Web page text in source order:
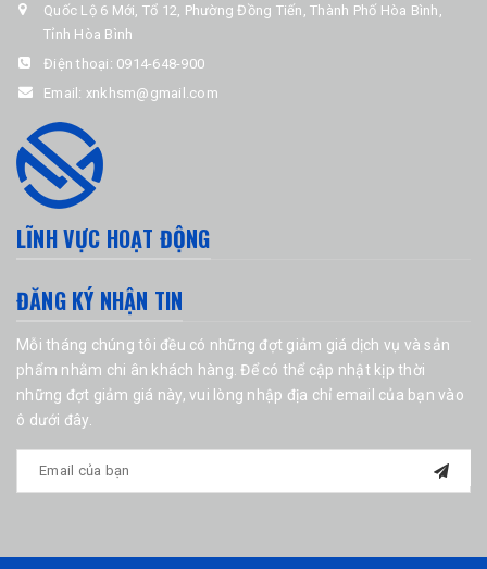
Quốc Lộ 6 Mới, Tổ 12, Phường Đồng Tiến, Thành Phố Hòa Bình,
Tỉnh Hòa Bình
Điện thoại: 0914-648-900
Email: xnkhsm@gmail.com
LĨNH VỰC HOẠT ĐỘNG
ĐĂNG KÝ NHẬN TIN
Mỗi tháng chúng tôi đều có những đợt giảm giá dịch vụ và sản
phẩm nhằm chi ân khách hàng. Để có thể cập nhật kịp thời
những đợt giảm giá này, vui lòng nhập địa chỉ email của bạn vào
ô dưới đây.